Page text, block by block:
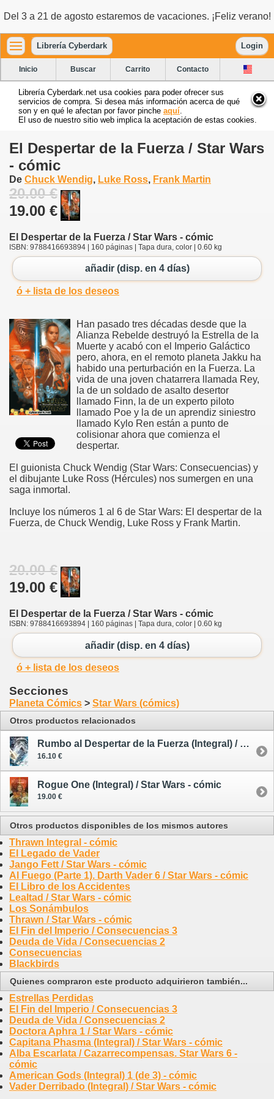
Del 3 a 21 de agosto estaremos de vacaciones. ¡Feliz verano!
Librería Cyberdark Login
Inicio Buscar Carrito Contacto
Librería Cyberdark.net usa cookies para poder ofrecer sus
servicios de compra. Si desea más información acerca de qué
son y en qué le afectan por favor pinche aquí
El uso de nuestro sitio web implica la aceptación de estas cookies.
El Despertar de la Fuerza / Star Wars
- cómic
De Chuck Wendig, Luke Ross, Frank Martin
20.00 €
19.00 €
El Despertar de la Fuerza / Star Wars - cómic
ISBN: 9788416693894 | 160 páginas | Tapa dura, color | 0.60 kg
añadir (disp. en 4 días)
ó + lista de los deseos
Han pasado tres décadas desde que la
Alianza Rebelde destruyó la Estrella de la
Muerte y acabó con el Imperio Galáctico
pero, ahora, en el remoto planeta Jakku ha
habido una perturbación en la Fuerza. La
vida de una joven chatarrera llamada Rey,
la de un soldado de asalto desertor
llamado Finn, la de un experto piloto
llamado Poe y la de un aprendiz siniestro
llamado Kylo Ren están a punto de
colisionar ahora que comienza el
despertar.
El guionista Chuck Wendig (Star Wars: Consecuencias) y
el dibujante Luke Ross (Hércules) nos sumergen en una
saga inmortal.
Incluye los números 1 al 6 de Star Wars: El despertar de la
Fuerza, de Chuck Wendig, Luke Ross y Frank Martin.
20.00 €
19.00 €
El Despertar de la Fuerza / Star Wars - cómic
ISBN: 9788416693894 | 160 páginas | Tapa dura, color | 0.60 kg
añadir (disp. en 4 días)
ó + lista de los deseos
Secciones
Planeta Cómics > Star Wars (cómics)
Otros productos relacionados
Rumbo al Despertar de la Fuerza (Integral) / Star Wars - cómic
16.10 €
Rogue One (Integral) / Star Wars - cómic
19.00 €
Otros productos disponibles de los mismos autores
Thrawn Integral - cómic
El Legado de Vader
Jango Fett / Star Wars - cómic
Al Fuego (Parte 1). Darth Vader 6 / Star Wars - cómic
El Libro de los Accidentes
Lealtad / Star Wars - cómic
Los Sonámbulos
Thrawn / Star Wars - cómic
El Fin del Imperio / Consecuencias 3
Deuda de Vida / Consecuencias 2
Consecuencias
Blackbirds
Quienes compraron este producto adquirieron también...
Estrellas Perdidas
El Fin del Imperio / Consecuencias 3
Deuda de Vida / Consecuencias 2
Doctora Aphra 1 / Star Wars - cómic
Capitana Phasma (Integral) / Star Wars - cómic
Alba Escarlata / Cazarrecompensas. Star Wars 6 -
cómic
American Gods (Integral) 1 (de 3) - cómic
Vader Derribado (Integral) / Star Wars - cómic